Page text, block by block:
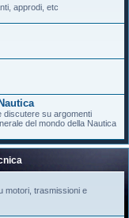
approdi, etc
discutere su argomenti
del mondo della Nautica
motori, trasmissioni e